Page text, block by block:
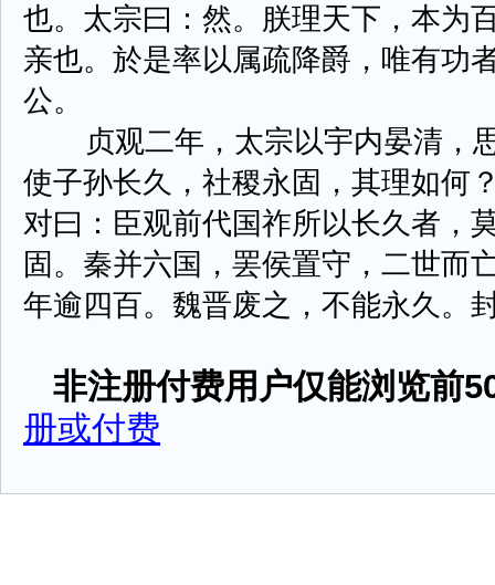
也。太宗曰：然。朕理天下，本为
亲也。於是率以属疏降爵，唯有功
公。
贞观二年，太宗以宇内晏清，
使子孙长久，社稷永固，其理如何
对曰：臣观前代国祚所以长久者，
固。秦并六国，罢侯置守，二世而
年逾四百。魏晋废之，不能永久。
非注册付费用户仅能浏览前
册或付费